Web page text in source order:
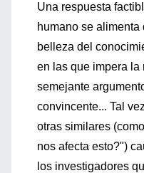
Una respuesta
humano se
belleza del
en las que impera la
semejante
convincente... Tal
otras similares
nos afecta esto?")
los investigadores